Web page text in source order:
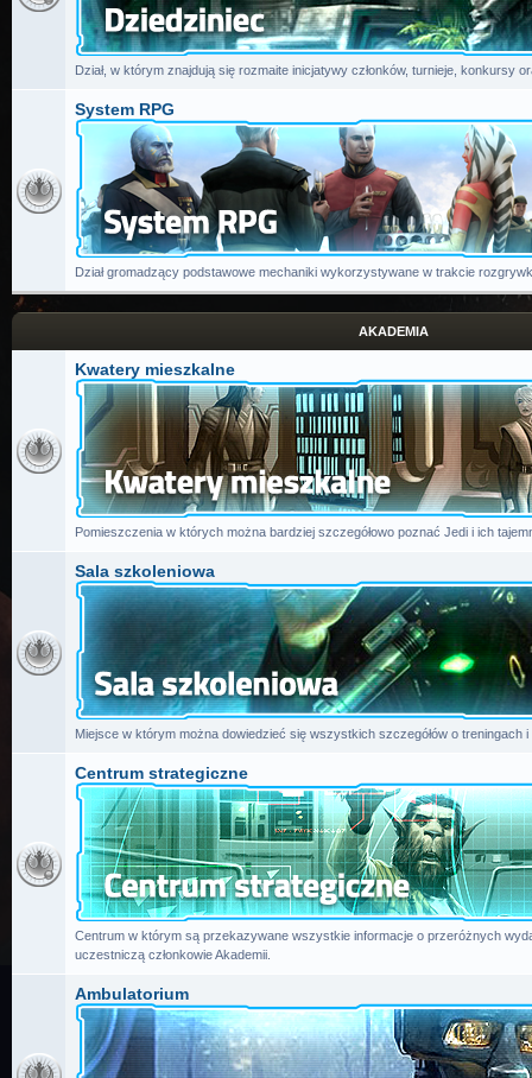
Dział, w którym znajdują się rozmaite inicjatywy członków, turnieje, konkursy
System RPG
Dział gromadzący podstawowe mechaniki wykorzystywane w trakcie
AKADEMIA
Kwatery mieszkalne
Pomieszczenia w których można bardziej szczegółowo poznać Jedi i ich
Sala szkoleniowa
Miejsce w którym można dowiedzieć się wszystkich szczegółów o treningach
Centrum strategiczne
Centrum w którym są przekazywane wszystkie informacje o przeróżnych
uczestniczą członkowie Akademii.
Ambulatorium